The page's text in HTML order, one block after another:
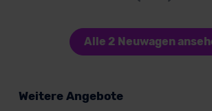
Alle 2 Neuwagen
Weitere Angebote